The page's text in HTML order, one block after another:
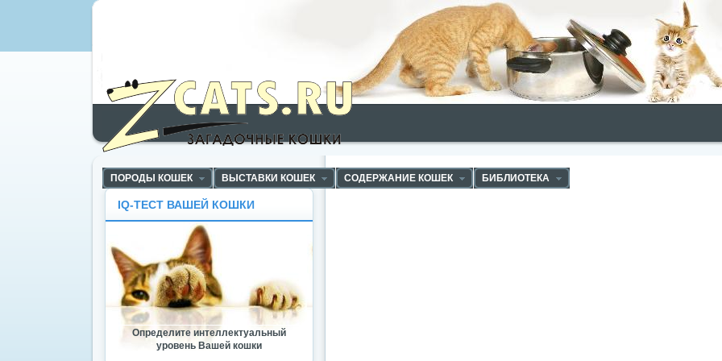
ZCats - Загадочные кошки, коты и котята
ПОРОДЫ КОШЕК ВЫСТАВКИ КОШЕК СОДЕРЖАНИЕ КОШЕК БИБЛИОТЕКА
IQ-ТЕСТ ВАШЕЙ КОШКИ
Определите интеллектуальный
уровень Вашей кошки